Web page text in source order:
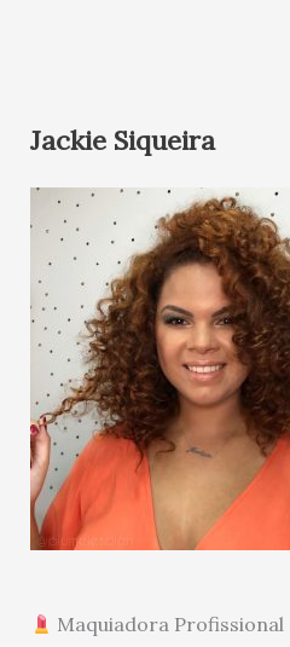
Jackie Siqueira
Maquiadora Profissional